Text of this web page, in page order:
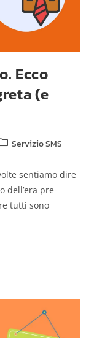
Ecco
(e
Servizio SMS
sentiamo dire
dell’era pre-
tutti sono